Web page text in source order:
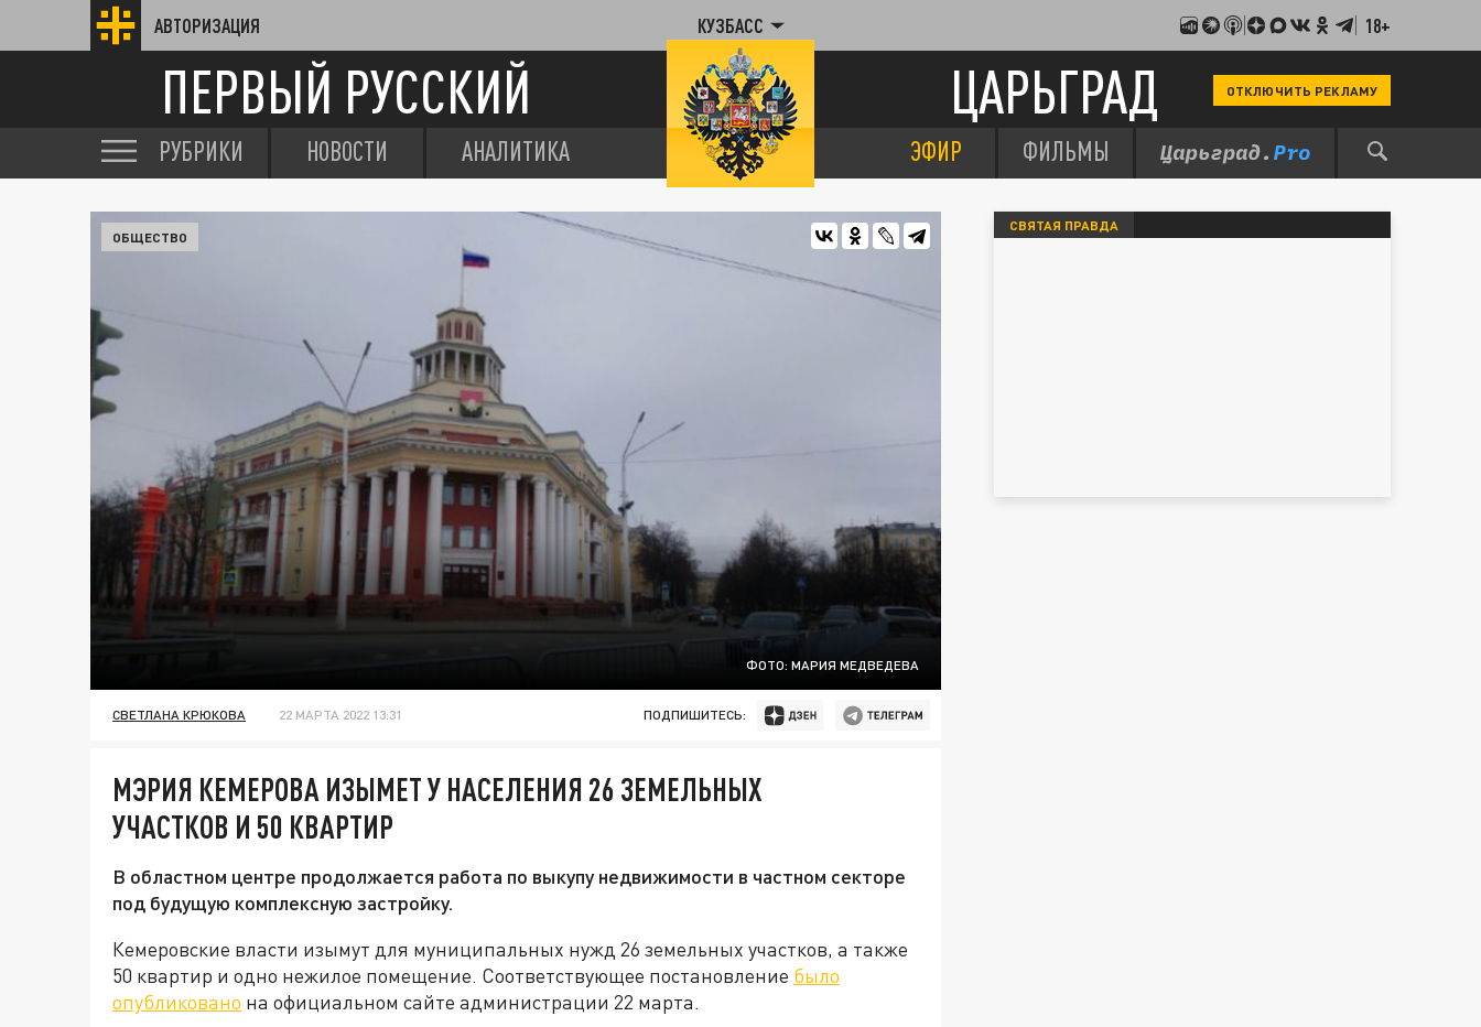
АВТОРИЗАЦИЯ КУЗБАСС 18+
ПЕРВЫЙ РУССКИЙ ЦАРЬГРАД ОТКЛЮЧИТЬ РЕКЛАМУ
РУБРИКИ НОВОСТИ АНАЛИТИКА ЭФИР ФИЛЬМЫ
ФОТО: МАРИЯ МЕДВЕДЕВА
ОБЩЕСТВО
СВЕТЛАНА КРЮКОВА 22 МАРТА 2022 13:31 ПОДПИШИТЕСЬ:
МЭРИЯ КЕМЕРОВА ИЗЫМЕТ У НАСЕЛЕНИЯ 26 ЗЕМЕЛЬНЫХ
УЧАСТКОВ И 50 КВАРТИР
В областном центре продолжается работа по выкупу недвижимости в частном секторе
под будущую комплексную застройку.
Кемеровские власти изымут для муниципальных нужд 26 земельных участков, а также
50 квартир и одно нежилое помещение. Соответствующее постановление было
опубликовано на официальном сайте администрации 22 марта.
СВЯТАЯ ПРАВДА